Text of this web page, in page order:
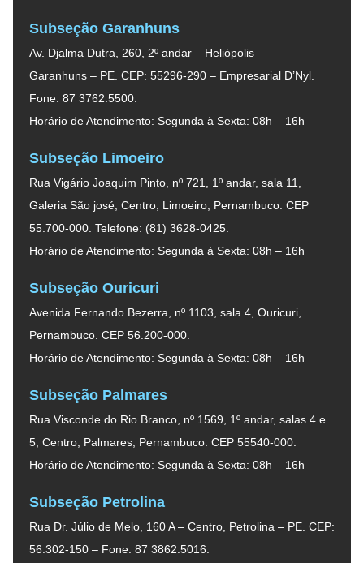
Subseção Garanhuns
Av. Djalma Dutra, 260, 2º andar – Heliópolis
Garanhuns – PE. CEP: 55296-290 – Empresarial D’Nyl.
Fone: 87 3762.5500.
Horário de Atendimento: Segunda à Sexta: 08h – 16h
Subseção Limoeiro
Rua Vigário Joaquim Pinto, nº 721, 1º andar, sala 11,
Galeria São josé, Centro, Limoeiro, Pernambuco. CEP
55.700-000. Telefone: (81) 3628-0425.
Horário de Atendimento: Segunda à Sexta: 08h – 16h
Subseção Ouricuri
Avenida Fernando Bezerra, nº 1103, sala 4, Ouricuri,
Pernambuco. CEP 56.200-000.
Horário de Atendimento: Segunda à Sexta: 08h – 16h
Subseção Palmares
Rua Visconde do Rio Branco, nº 1569, 1º andar, salas 4 e
5, Centro, Palmares, Pernambuco. CEP 55540-000.
Horário de Atendimento: Segunda à Sexta: 08h – 16h
Subseção Petrolina
Rua Dr. Júlio de Melo, 160 A – Centro, Petrolina – PE. CEP:
56.302-150 – Fone: 87 3862.5016.